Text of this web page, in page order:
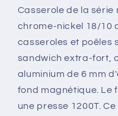
Casserole de la série
chrome-nickel 18/10
casseroles et poêles
sandwich extra-fort,
aluminium de 6 mm
fond magnétique. Le
une presse 1200T.